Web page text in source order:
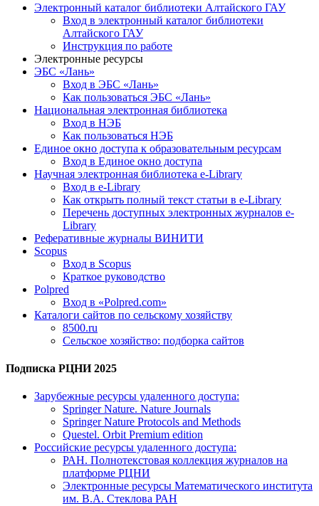
Электронный каталог библиотеки Алтайского ГАУ
Вход в электронный каталог библиотеки
Алтайского ГАУ
Инструкция по работе
Электронные ресурсы
ЭБС «Лань»
Вход в ЭБС «Лань»
Как пользоваться ЭБС «Лань»
Национальная электронная библиотека
Вход в НЭБ
Как пользоваться НЭБ
Единое окно доступа к образовательным ресурсам
Вход в Единое окно доступа
Научная электронная библиотека e-Library
Вход в e-Library
Как открыть полный текст статьи в e-Library
Перечень доступных электронных журналов e-
Library
Реферативные журналы ВИНИТИ
Scopus
Вход в Scopus
Краткое руководство
Polpred
Вход в «Polpred.com»
Каталоги сайтов по сельскому хозяйству
8500.ru
Сельское хозяйство: подборка сайтов
Подписка РЦНИ 2025
Зарубежные ресурсы удаленного доступа:
Springer Nature. Nature Journals
Springer Nature Protocols and Methods
Questel. Orbit Premium edition
Российские ресурсы удаленного доступа:
РАН. Полнотекстовая коллекция журналов на
платформе РЦНИ
Электронные ресурсы Математического института
им. В.А. Стеклова РАН